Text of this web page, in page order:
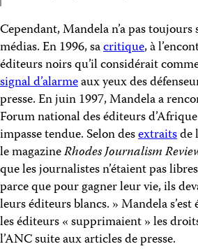
Cependant, Mandela n’a pas
médias. En 1996, sacritique, à
éditeurs noirs qu’il considérait
signal d’alarmeaux yeux des
presse. En juin 1997, Mandela a
Forum national des éditeurs
impasse tendue. Selon desextraitsde
le magazineRhodes Journalism
que les journalistes n’étaient pas
parce que pour gagner leur vie, ils
leurs éditeurs blancs. » Mandela
les éditeurs « supprimaient » les
l’ANC suite aux articles de presse.